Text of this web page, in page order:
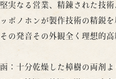
堅実なる営業、精錬された技
ッポノホンが製作技術の精鋭
その発音その外観全く理想的
函：十分乾燥した樟樹の両剤